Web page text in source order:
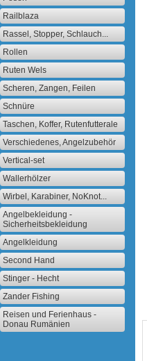
Railblaza
Rassel, Stopper, Schlauch...
Rollen
Ruten Wels
Scheren, Zangen, Feilen
Schnüre
Taschen, Koffer, Rutenfutterale
Verschiedenes, Angelzubehör
Vertical-set
Wallerhölzer
Wirbel, Karabiner, NoKnot...
Angelbekleidung -
Sicherheitsbekleidung
Angelkleidung
Second Hand
Stinger - Hecht
Zander Fishing
Reisen und Ferienhaus -
Donau Rumänien